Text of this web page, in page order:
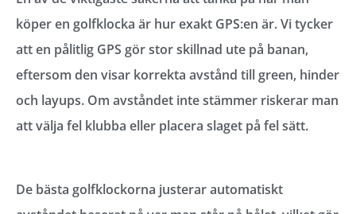
köper en golfklocka är hur exakt GPS:en är. Vi tycker
att en pålitlig GPS gör stor skillnad ute på banan,
eftersom den visar korrekta avstånd till green, hinder
och layups. Om avståndet inte stämmer riskerar man
att välja fel klubba eller placera slaget på fel sätt.
De bästa golfklockorna justerar automatiskt